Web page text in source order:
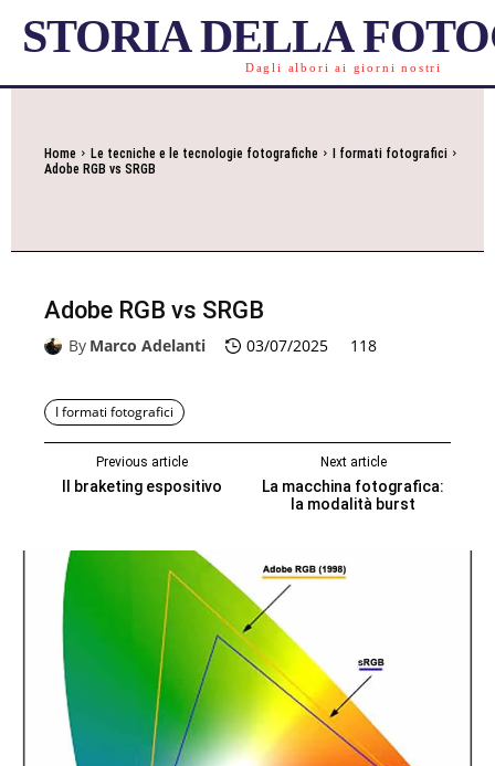
STORIA DELLA
Dagli albori ai giorni nostri
Home Le tecniche e le tecnologie fotografiche
I formati fotografici
Adobe RGB vs SRGB
Adobe RGB vs SRGB
By Marco Adelanti 03/07/2025 118
I formati fotografici
Previous article
Il braketing espositivo
Next article
La macchina fotografica:
la modalità burst